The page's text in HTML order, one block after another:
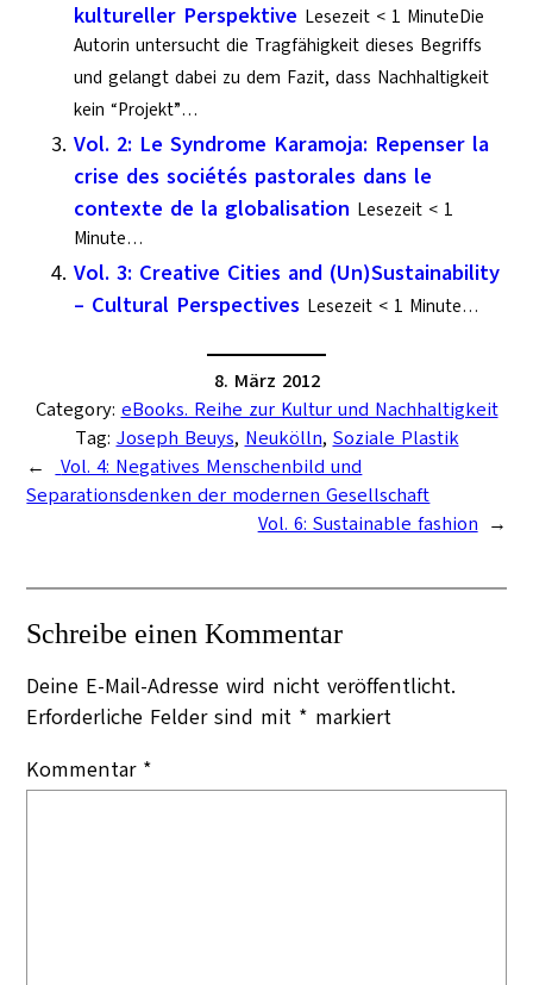
kultureller Perspektive Lesezeit < 1 MinuteDie
Autorin untersucht die Tragfähigkeit dieses Begriffs
und gelangt dabei zu dem Fazit, dass Nachhaltigkeit
kein “Projekt”…
Vol. 2: Le Syndrome Karamoja: Repenser la
crise des sociétés pastorales dans le
contexte de la globalisation Lesezeit < 1
Minute…
Vol. 3: Creative Cities and (Un)Sustainability
– Cultural Perspectives Lesezeit < 1 Minute…
8. März 2012
Category: eBooks. Reihe zur Kultur und Nachhaltigkeit
Tag: Joseph Beuys, Neukölln, Soziale Plastik
←
Vol. 4: Negatives Menschenbild und
Separationsdenken der modernen Gesellschaft
Vol. 6: Sustainable fashion →
Schreibe einen Kommentar
Deine E-Mail-Adresse wird nicht veröffentlicht.
Erforderliche Felder sind mit * markiert
Kommentar *